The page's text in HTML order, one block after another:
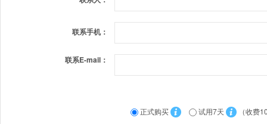
联系手机：
联系E-mail：
正式购买 试用7天
（收费